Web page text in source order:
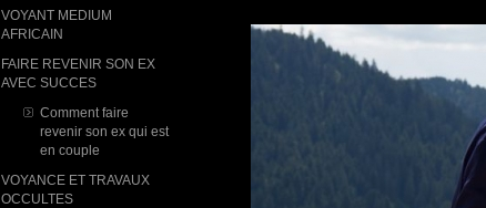
VOYANT MEDIUM
AFRICAIN
FAIRE REVENIR SON EX
AVEC SUCCES
Comment faire
revenir son ex qui est
en couple
VOYANCE ET TRAVAUX
OCCULTES